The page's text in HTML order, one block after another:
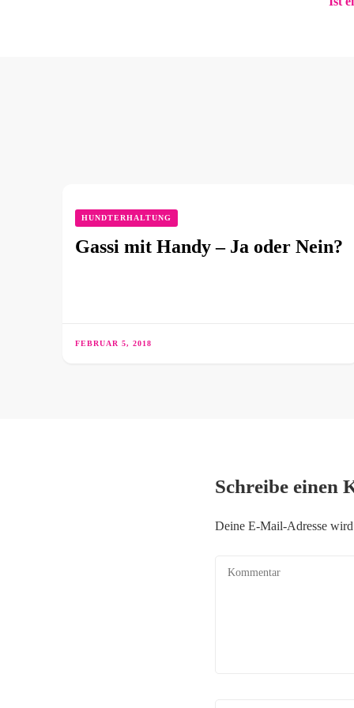
HUNDTERHALTUNG
Gassi mit Handy – Ja oder Nein?
FEBRUAR 5, 2018
Schreibe einen
Deine E-Mail-Adresse